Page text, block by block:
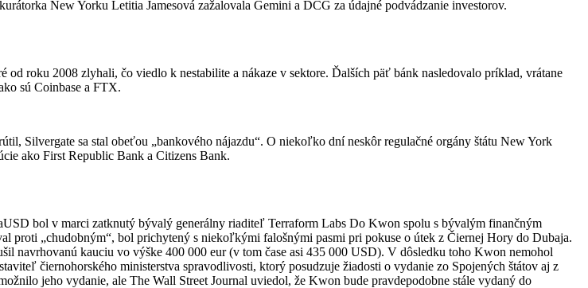
New Yorku Letitia Jamesová zažalovala Gemini a DCG za údajné podvádzanie investorov.
roku 2008 zlyhali, čo viedlo k nestabilite a nákaze v sektore. Ďalších päť bánk nasledovalo príklad, vrátane
sú Coinbase a FTX.
Silvergate sa stal obeťou „bankového nájazdu“. O niekoľko dní neskôr regulačné orgány štátu New York
ako First Republic Bank a Citizens Bank.
bol v marci zatknutý bývalý generálny riaditeľ Terraform Labs Do Kwon spolu s bývalým finančným
„chudobným“, bol prichytený s niekoľkými falošnými pasmi pri pokuse o útek z Čiernej Hory do Dubaja.
navrhovanú kauciu vo výške 400 000 eur (v tom čase asi 435 000 USD). V dôsledku toho Kwon nemohol
čiernohorského ministerstva spravodlivosti, ktorý posudzuje žiadosti o vydanie zo Spojených štátov aj z
jeho vydanie, ale The Wall Street Journal uviedol, že Kwon bude pravdepodobne stále vydaný do